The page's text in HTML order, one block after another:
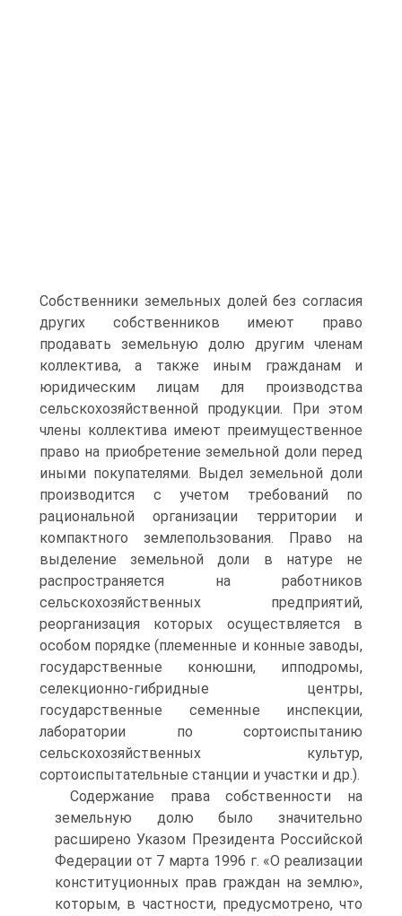
Собственники земельных долей без согласия
других собственников имеют право
продавать земельную долю другим членам
коллектива, а также иным гражданам и
юридическим лицам для производства
сельскохозяйственной продукции. При этом
члены коллектива имеют преимущественное
право на приобретение земельной доли перед
иными покупателями. Выдел земельной доли
производится с учетом требований по
рациональной организации территории и
компактного землепользования. Право на
выделение земельной доли в натуре не
распространяется на работников
сельскохозяйственных предприятий,
реорганизация которых осуществляется в
особом порядке (племенные и конные заводы,
государственные конюшни, ипподромы,
селекционно-гибридные центры,
государственные семенные инспекции,
лаборатории по сортоиспытанию
сельскохозяйственных культур,
сортоиспытательные станции и участки и др.).
Содержание права собственности на
земельную долю было значительно
расширено Указом Президента Российской
Федерации от 7 марта 1996 г. «О реализации
конституционных прав граждан на землю»,
которым, в частности, предусмотрено, что